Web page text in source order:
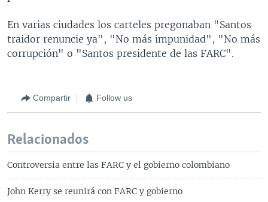
En varias ciudades los carteles pregonaban "Santos
traidor renuncie ya", "No más impunidad", "No más
corrupción" o "Santos presidente de las FARC".
Compartir Follow us
Relacionados
Controversia entre las FARC y el gobierno colombiano
John Kerry se reunirá con FARC y gobierno